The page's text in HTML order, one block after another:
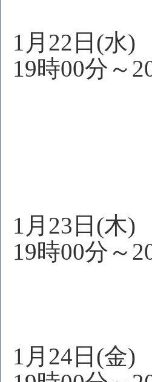
1月22日(水)
19時00分～
1月23日(木)
19時00分～
1月24日(金)